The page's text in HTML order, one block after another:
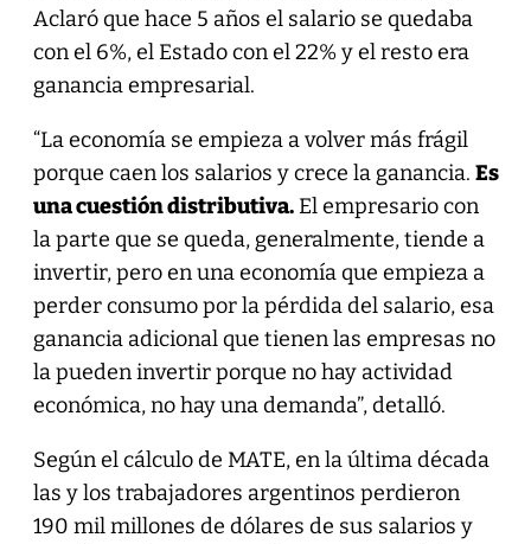
Aclaró que hace 5 años el salario se quedaba
con el 6%, el Estado con el 22% y el resto era
ganancia empresarial.
“La economía se empieza a volver más frágil
porque caen los salarios y crece la ganancia. Es
una cuestión distributiva.El empresario con
la parte que se queda, generalmente, tiende a
invertir, pero en una economía que empieza a
perder consumo por la pérdida del salario, esa
ganancia adicional que tienen las empresas no
la pueden invertir porque no hay actividad
económica, no hay una demanda”, detalló.
Según el cálculo de MATE, en la última década
las y los trabajadores argentinos perdieron
190 mil millones de dólares de sus salarios y